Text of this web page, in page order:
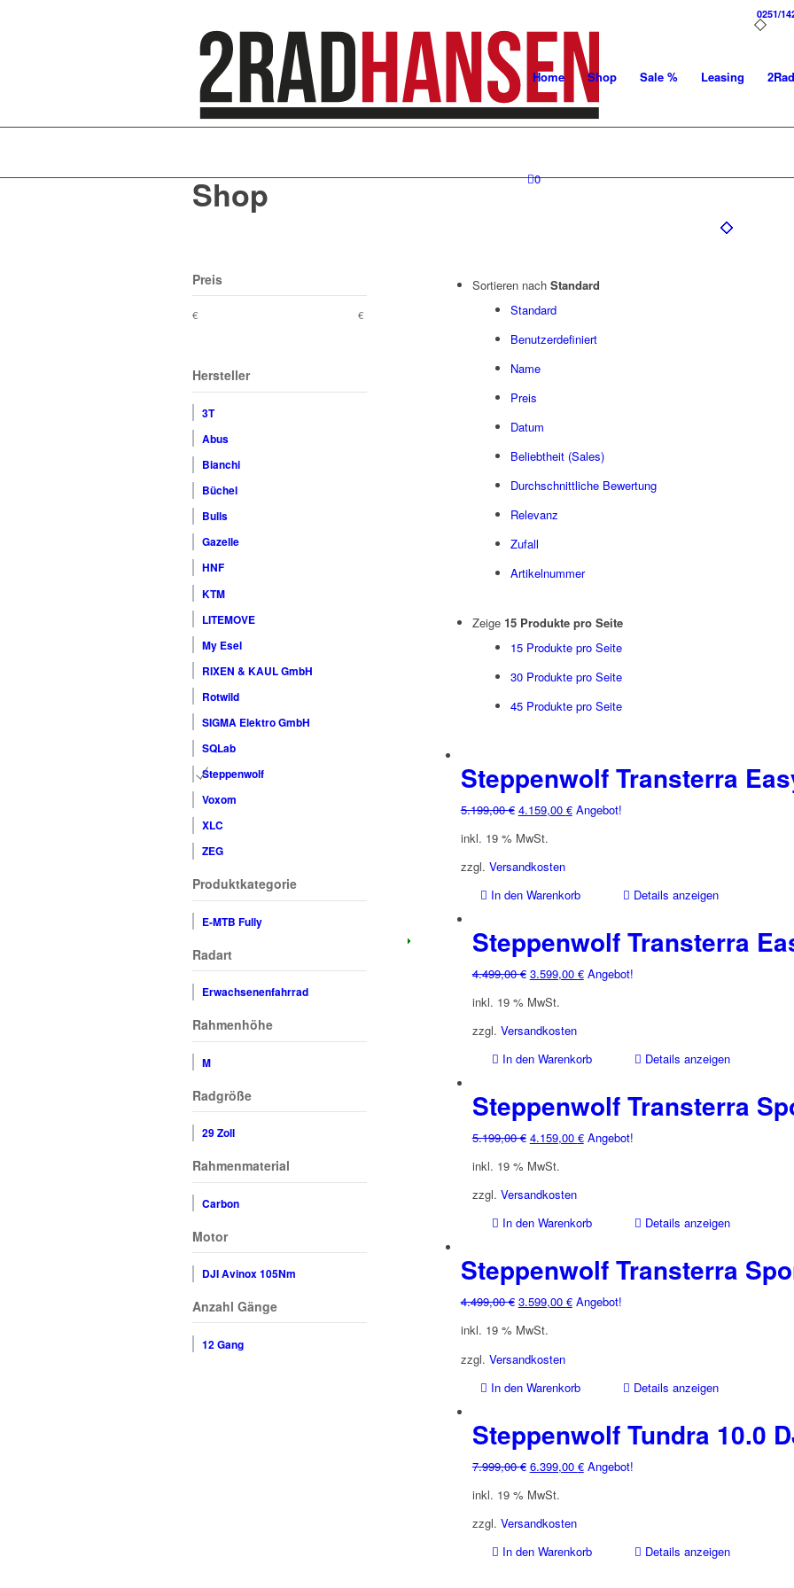
0251/
Home Shop Sale % Leasing
0
Shop
Sortieren nach Standard
Standard
Benutzerdefiniert
Name
Preis
Datum
Beliebtheit (Sales)
Durchschnittliche Bewertung
Relevanz
Zufall
Artikelnummer
Zeige 15 Produkte pro Seite
15 Produkte pro Seite
30 Produkte pro Seite
45 Produkte pro Seite
Steppenwolf Transterra
5.199,00€ Ursprünglicher
war:
5.199,00 €
4.159,00 €Aktueller
Angebot!
inkl. 19 % MwSt.
zzgl. Versandkosten
In den Warenkorb
Details anzeigen
Steppenwolf Transterra
4.499,00€ Ursprünglicher
war:
4.499,00 €
3.599,00 €Aktueller
Angebot!
inkl. 19 % MwSt.
zzgl. Versandkosten
In den Warenkorb
Details anzeigen
Steppenwolf Transterra
5.199,00€ Ursprünglicher
war:
5.199,00 €
4.159,00 €Aktueller
Angebot!
inkl. 19 % MwSt.
zzgl. Versandkosten
In den Warenkorb
Details anzeigen
Steppenwolf Transterra
4.499,00€ Ursprünglicher
war:
4.499,00 €
3.599,00 €Aktueller
Angebot!
inkl. 19 % MwSt.
zzgl. Versandkosten
In den Warenkorb
Details anzeigen
Steppenwolf Tundra 10.0
7.999,00€ Ursprünglicher
war:
7.999,00 €
6.399,00 €Aktueller
Angebot!
inkl. 19 % MwSt.
zzgl. Versandkosten
In den Warenkorb
Details anzeigen
Preis
€ €
Hersteller
3T
Abus
Bianchi
Büchel
Bulls
Gazelle
HNF
KTM
LITEMOVE
My Esel
RIXEN & KAUL GmbH
Rotwild
SIGMA Elektro GmbH
SQLab
Steppenwolf
Voxom
XLC
ZEG
Produktkategorie
E-MTB Fully
Radart
Erwachsenenfahrrad
Rahmenhöhe
M
Radgröße
29 Zoll
Rahmenmaterial
Carbon
Motor
DJI Avinox 105Nm
Anzahl Gänge
12 Gang